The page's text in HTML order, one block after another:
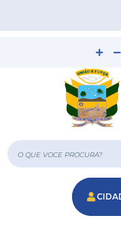
O que voce procura?